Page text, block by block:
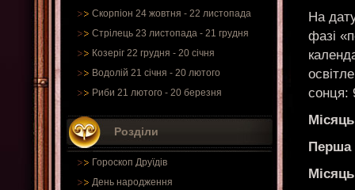
Скорпіон 24 жовтня - 22 листопада
Стрілець 23 листопада - 21 грудня
Козеріг 22 грудня - 20 січня
Водолій 21 січня - 20 лютого
Риби 21 лютого - 20 березня
Розділи
Гороскоп Друїдів
День народження
На
фазі
сонця:
Місяць
Перша
Місяць